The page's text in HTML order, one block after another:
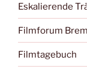
Eskalierende
Filmforum
Filmtagebuch